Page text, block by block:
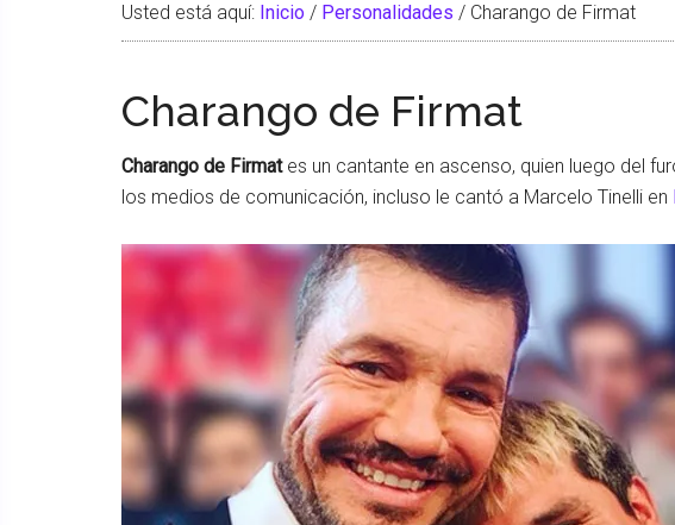
Usted está aquí: Inicio / Personalidades / Charango de Firmat
Charango de Firmat
Charango de Firmates un cantante en ascenso, quien luego del
los medios de comunicación, incluso le cantó a Marcelo Tinelli en